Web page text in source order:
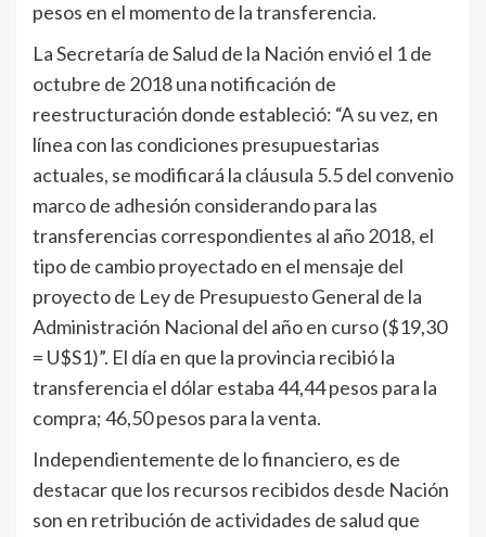
pesos en el momento de la transferencia.
La Secretaría de Salud de la Nación envió el 1 de
octubre de 2018 una notificación de
reestructuración donde estableció: “A su vez, en
línea con las condiciones presupuestarias
actuales, se modificará la cláusula 5.5 del convenio
marco de adhesión considerando para las
transferencias correspondientes al año 2018, el
tipo de cambio proyectado en el mensaje del
proyecto de Ley de Presupuesto General de la
Administración Nacional del año en curso ($19,30
= U$S1)”. El día en que la provincia recibió la
transferencia el dólar estaba 44,44 pesos para la
compra; 46,50 pesos para la venta.
Independientemente de lo financiero, es de
destacar que los recursos recibidos desde Nación
son en retribución de actividades de salud que